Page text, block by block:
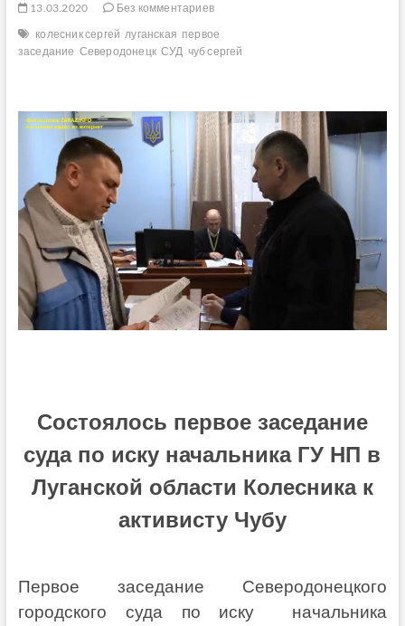
13.03.2020
Без комментариев
колесник сергей луганская первое
заседание Северодонецк СУД чуб сергей
Состоялось первое заседание
суда по иску начальника ГУ НП в
Луганской области Колесника к
активисту Чубу
Первое заседание Северодонецкого
городского суда по иску начальника